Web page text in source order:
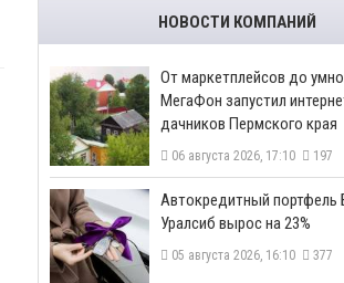
НОВОСТИ КОМПАНИЙ
От маркетплейсов до
МегаФон запустил
дачников Пермского края
06 августа 2026, 17:10 197
​Автокредитный портфель
Уралсиб вырос на 23%
05 августа 2026, 16:10 377